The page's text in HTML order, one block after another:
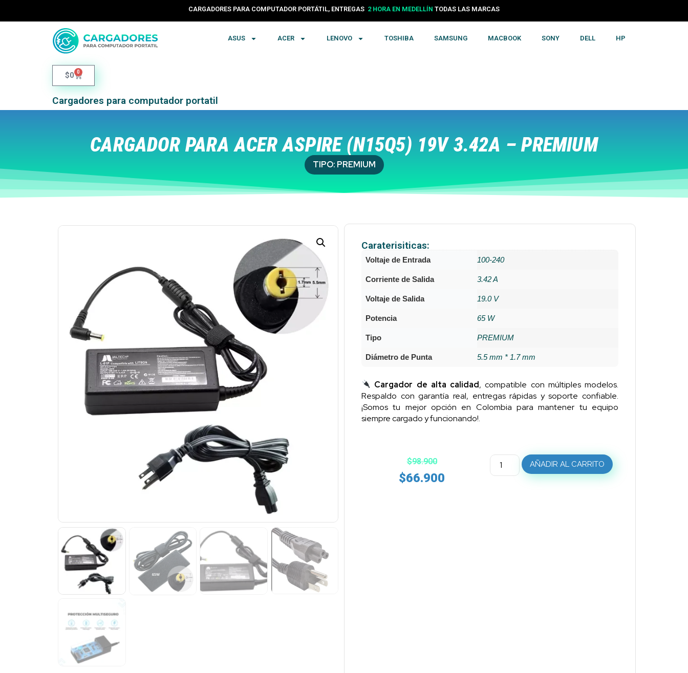
CARGADORES PARA COMPUTADOR PORTÁTIL, ENTREGAS 24 HORAS EN COLOMBIA TODAS LAS MARCAS
ASUS ACER LENOVO TOSHIBA SAMSUNG MACBOOK SONY DELL HP
$0 0
Cargadores para computador portatil
CARGADOR PARA ACER ASPIRE (N15Q5) 19V 3.42A – PREMIUM
TIPO: PREMIUM
Caraterisiticas:
Voltaje de Entrada 100-240
Corriente de Salida 3.42 A
Voltaje de Salida 19.0 V
Potencia 65 W
Tipo PREMIUM
Diámetro de Punta 5.5 mm * 1.7 mm
Cargador de alta calidad, compatible con múltiples modelos.
Respaldo con garantía real, entregas rápidas y soporte confiable.
¡Somos tu mejor opción en Colombia para mantener tu equipo
siempre cargado y funcionando!.
$98.900
$66.900
AÑADIR AL CARRITO